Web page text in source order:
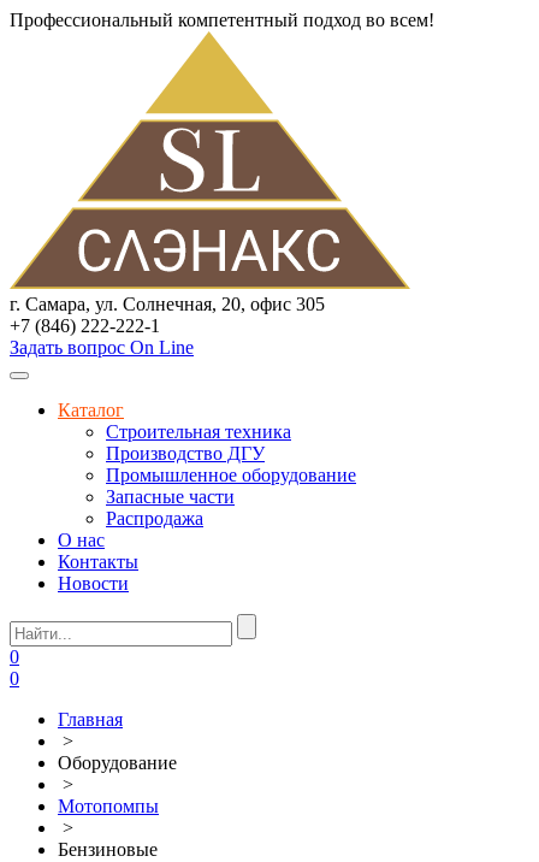
Профессиональный компетентный подход во всем!
г. Самара, ул. Солнечная, 20, офис 305
+7 (846) 222-222-1
Задать вопрос On Line
Каталог
Строительная техника
Производство ДГУ
Промышленное оборудование
Запасные части
Распродажа
О нас
Контакты
Новости
0
0
Главная
>
Оборудование
>
Мотопомпы
>
Бензиновые